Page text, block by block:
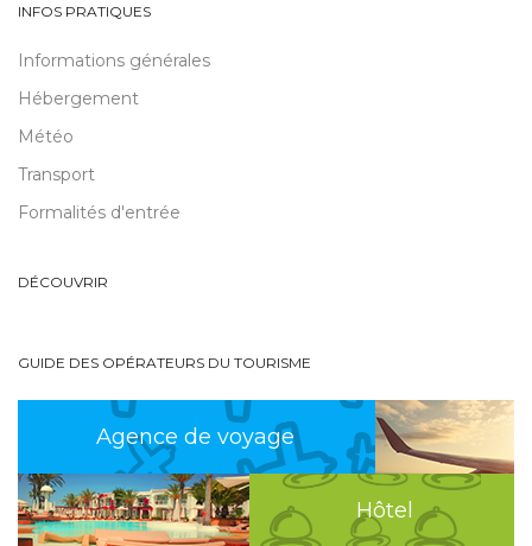
INFOS PRATIQUES
Informations générales
Hébergement
Météo
Transport
Formalités d'entrée
DÉCOUVRIR
GUIDE DES OPÉRATEURS DU TOURISME
Agence de voyage
Hôtel